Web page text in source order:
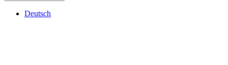
Deutsch